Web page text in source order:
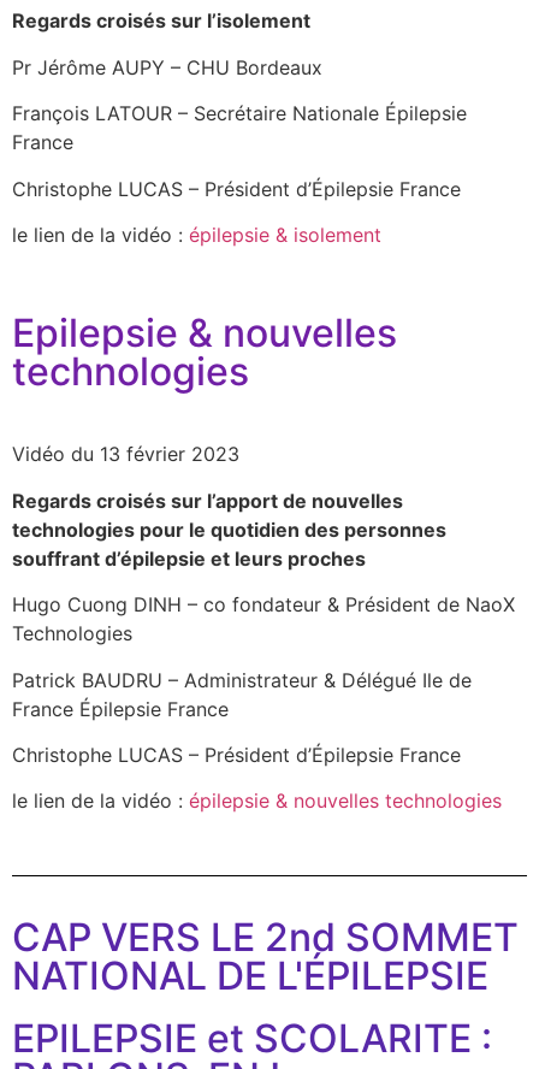
Regards croisés sur l’isolement
Pr Jérôme AUPY – CHU Bordeaux
François LATOUR – Secrétaire Nationale Épilepsie
France
Christophe LUCAS – Président d’Épilepsie France
le lien de la vidéo : épilepsie & isolement
Epilepsie & nouvelles
technologies
Vidéo du 13 février 2023
Regards croisés sur l’apport de nouvelles
technologies pour le quotidien des personnes
souffrant d’épilepsie et leurs proches
Hugo Cuong DINH – co fondateur & Président de NaoX
Technologies
Patrick BAUDRU – Administrateur & Délégué Ile de
France Épilepsie France
Christophe LUCAS – Président d’Épilepsie France
le lien de la vidéo : épilepsie & nouvelles technologies
CAP VERS LE 2nd SOMMET
NATIONAL DE L'ÉPILEPSIE
EPILEPSIE et SCOLARITE :